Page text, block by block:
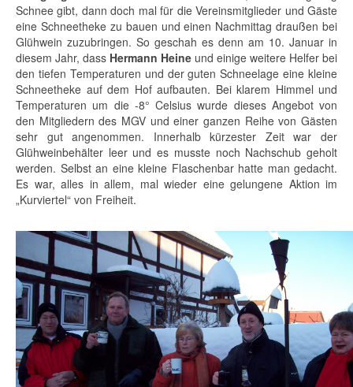
Schnee gibt, dann doch mal für die Vereinsmitglieder und Gäste
eine Schneetheke zu bauen und einen Nachmittag draußen bei
Glühwein zuzubringen. So geschah es denn am 10. Januar in
diesem Jahr, dass Hermann Heine und einige weitere Helfer bei
den tiefen Temperaturen und der guten Schneelage eine kleine
Schneetheke auf dem Hof aufbauten. Bei klarem Himmel und
Temperaturen um die -8° Celsius wurde dieses Angebot von
den Mitgliedern des MGV und einer ganzen Reihe von Gästen
sehr gut angenommen. Innerhalb kürzester Zeit war der
Glühweinbehälter leer und es musste noch Nachschub geholt
werden. Selbst an eine kleine Flaschenbar hatte man gedacht.
Es war, alles in allem, mal wieder eine gelungene Aktion im
„Kurviertel“ von Freiheit.